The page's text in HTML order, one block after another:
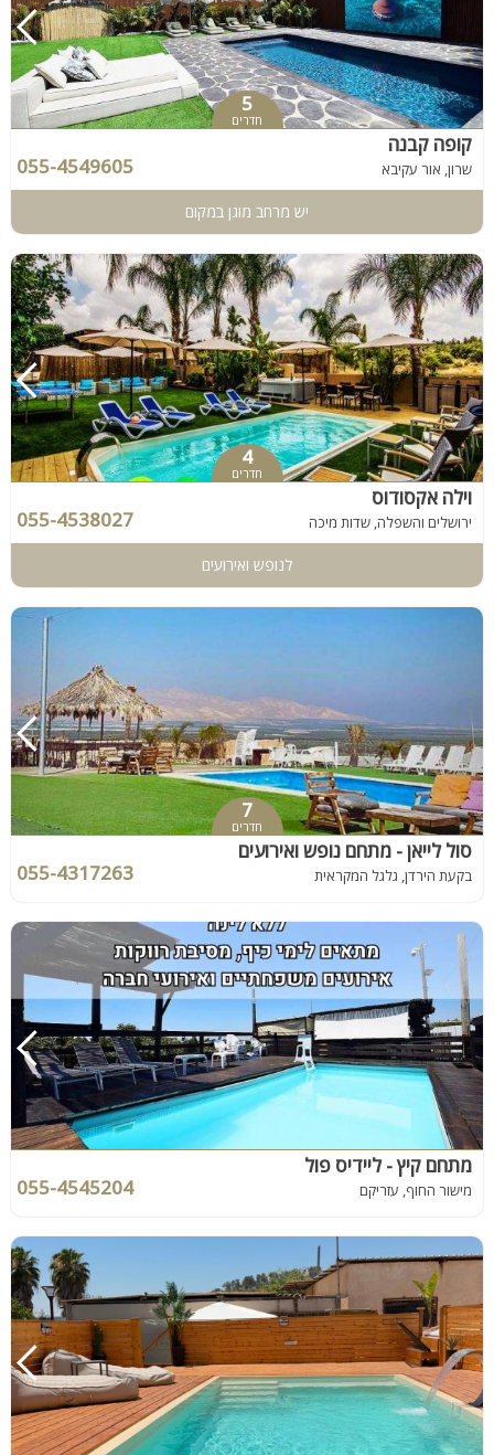
5
חדרים
קופה קבנה
שרון, אור עקיבא 055-4549605
יש מרחב מוגן במקום
4
חדרים
וילה אקסודוס
ירושלים והשפלה, שדות מיכה 055-4538027
לנופש ואירועים
7
חדרים
סול לייאן - מתחם נופש ואירועים
בקעת הירדן, גלגל המקראית 055-4317263
מתחם קיץ - ליידיס פול
מישור החוף, עזריקם 055-4545204